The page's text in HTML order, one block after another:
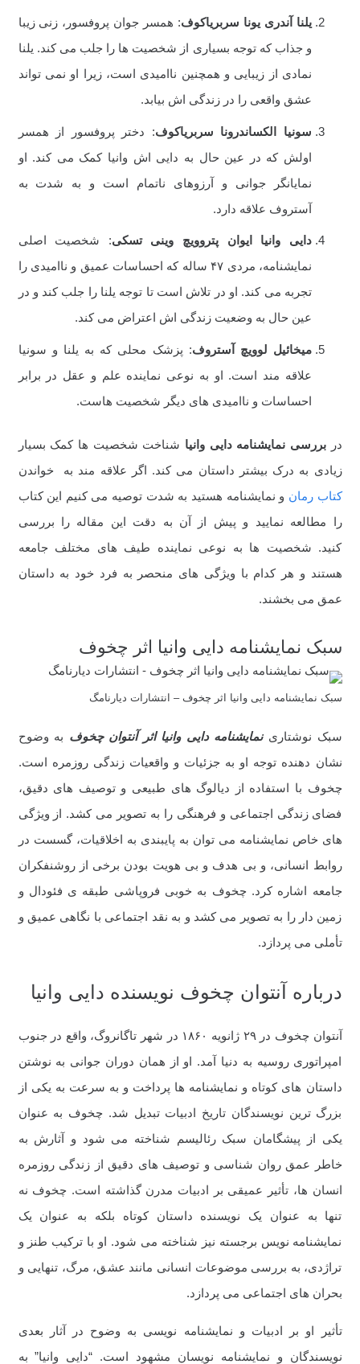
یلنا آندری یونا سربریاکوف: همسر جوان پروفسور، زنی زیبا
و جذاب که توجه بسیاری از شخصیت ها را جلب می کند. یلنا
نمادی از زیبایی و همچنین ناامیدی است، زیرا او نمی تواند
عشق واقعی را در زندگی اش بیابد.
سونیا الکساندرونا سربریاکوف: دختر پروفسور از همسر
اولش که در عین حال به دایی اش وانیا کمک می کند. او
نمایانگر جوانی و آرزوهای ناتمام است و به شدت به
آستروف علاقه دارد.
دایی وانیا ایوان پتروویچ وینی تسکی: شخصیت اصلی
نمایشنامه، مردی ۴۷ ساله که احساسات عمیق و ناامیدی را
تجربه می کند. او در تلاش است تا توجه یلنا را جلب کند و در
عین حال به وضعیت زندگی اش اعتراض می کند.
میخائیل لوویچ آستروف: پزشک محلی که به یلنا و سونیا
علاقه مند است. او به نوعی نماینده علم و عقل در برابر
احساسات و ناامیدی های دیگر شخصیت هاست.
دربررسی نمایشنامه دایی وانیا شناخت شخصیت ها کمک بسیار
زیادی به درک بیشتر داستان می کند. اگر علاقه مند به خواندن
کتاب رمان و نمایشنامه هستید به شدت توصیه می کنیم این کتاب
را مطالعه نمایید و پیش از آن به دقت این مقاله را بررسی
کنید. شخصیت ها به نوعی نماینده طیف های مختلف جامعه
هستند و هر کدام با ویژگی های منحصر به فرد خود به داستان
عمق می بخشند.
سبک نمایشنامه دایی وانیا اثر چخوف
سبک نمایشنامه دایی وانیا اثر چخوف – انتشارات دیارنامگ
سبک نوشتارینمایشنامه دایی وانیا اثر آنتوان چخوف به وضوح
نشان دهنده توجه او به جزئیات و واقعیات زندگی روزمره است.
چخوف با استفاده از دیالوگ های طبیعی و توصیف های دقیق،
فضای زندگی اجتماعی و فرهنگی را به تصویر می کشد. از ویژگی
های خاص نمایشنامه می توان به پایبندی به اخلاقیات، گسست در
روابط انسانی، و بی هدف و بی هویت بودن برخی از روشنفکران
جامعه اشاره کرد. چخوف به خوبی فروپاشی طبقه ی فئودال و
زمین دار را به تصویر می کشد و به نقد اجتماعی با نگاهی عمیق و
تأملی می پردازد.
درباره آنتوان چخوف نویسنده دایی وانیا
آنتوان چخوف در ۲۹ ژانویه ۱۸۶۰ در شهر تاگانروگ، واقع در جنوب
امپراتوری روسیه به دنیا آمد. او از همان دوران جوانی به نوشتن
داستان های کوتاه و نمایشنامه ها پرداخت و به سرعت به یکی از
بزرگ ترین نویسندگان تاریخ ادبیات تبدیل شد. چخوف به عنوان
یکی از پیشگامان سبک رئالیسم شناخته می شود و آثارش به
خاطر عمق روان شناسی و توصیف های دقیق از زندگی روزمره
انسان ها، تأثیر عمیقی بر ادبیات مدرن گذاشته است. چخوف نه
تنها به عنوان یک نویسنده داستان کوتاه بلکه به عنوان یک
نمایشنامه نویس برجسته نیز شناخته می شود. او با ترکیب طنز و
تراژدی، به بررسی موضوعات انسانی مانند عشق، مرگ، تنهایی و
بحران های اجتماعی می پردازد.
تأثیر او بر ادبیات و نمایشنامه نویسی به وضوح در آثار بعدی
نویسندگان و نمایشنامه نویسان مشهود است. “دایی وانیا” به